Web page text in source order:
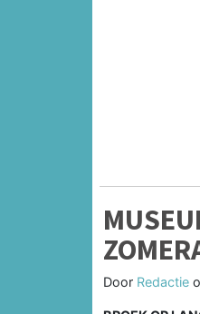
Door Redactie